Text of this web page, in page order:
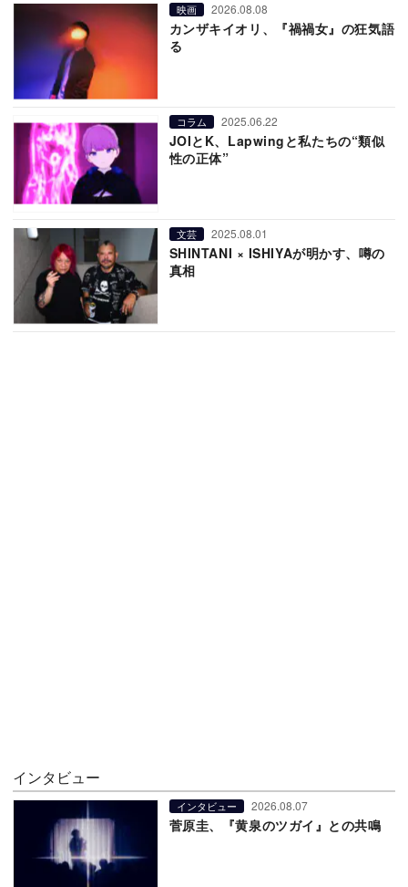
映画 2026.08.08
カンザキイオリ、『禍禍女』の狂気語
る
コラム 2025.06.22
JOIとK、Lapwingと私たちの“類似
性の正体”
文芸 2025.08.01
SHINTANI × ISHIYAが明かす、噂の
真相
インタビュー
インタビュー 2026.08.07
菅原圭、『黄泉のツガイ』との共鳴